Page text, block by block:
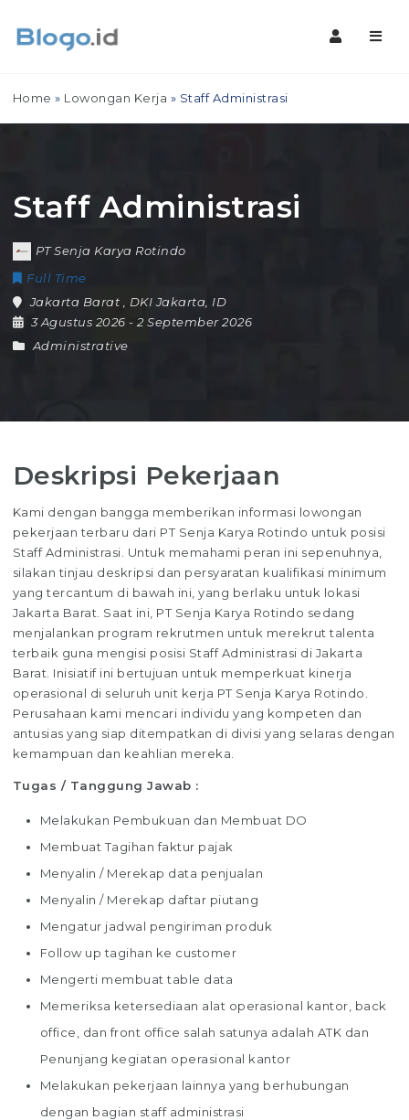
Home » Lowongan Kerja » Staff Administrasi
Staff Administrasi
PT Senja Karya Rotindo
Full Time
Jakarta Barat
DKI Jakarta ID
3 Agustus 2026- 2 September 2026
Administrative
Deskripsi Pekerjaan
Kami dengan bangga memberikan informasi lowongan
pekerjaan terbaru dari PT Senja Karya Rotindo untuk posisi
Staff Administrasi. Untuk memahami peran ini sepenuhnya,
silakan tinjau deskripsi dan persyaratan kualifikasi minimum
yang tercantum di bawah ini, yang berlaku untuk lokasi
Jakarta Barat. Saat ini, PT Senja Karya Rotindo sedang
menjalankan program rekrutmen untuk merekrut talenta
terbaik guna mengisi posisi Staff Administrasi di Jakarta
Barat. Inisiatif ini bertujuan untuk memperkuat kinerja
operasional di seluruh unit kerja PT Senja Karya Rotindo.
Perusahaan kami mencari individu yang kompeten dan
antusias yang siap ditempatkan di divisi yang selaras dengan
kemampuan dan keahlian mereka.
Tugas / Tanggung Jawab :
Melakukan Pembukuan dan Membuat DO
Membuat Tagihan faktur pajak
Menyalin / Merekap data penjualan
Menyalin / Merekap daftar piutang
Mengatur jadwal pengiriman produk
Follow up tagihan ke customer
Mengerti membuat table data
Memeriksa ketersediaan alat operasional kantor, back
office, dan front office salah satunya adalah ATK dan
Penunjang kegiatan operasional kantor
Melakukan pekerjaan lainnya yang berhubungan
dengan bagian staff administrasi